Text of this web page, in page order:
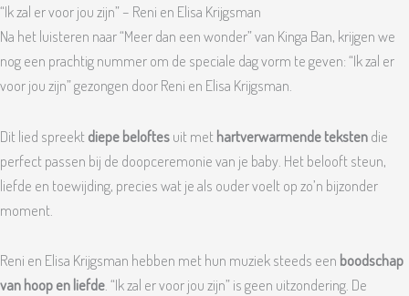
“Ik zal er voor jou zijn” – Reni en Elisa Krijgsman
Na het luisteren naar “Meer dan een wonder” van Kinga Ban, krijgen we
nog een prachtig nummer om de speciale dag vorm te geven: “Ik zal er
voor jou zijn” gezongen door Reni en Elisa Krijgsman.
Dit lied spreektdiepe beloftesuit methartverwarmende tekstendie
perfect passen bij de doopceremonie van je baby. Het belooft steun,
liefde en toewijding, precies wat je als ouder voelt op zo’n bijzonder
moment.
Reni en Elisa Krijgsman hebben met hun muziek steeds een boodschap
van hoop en liefde. “Ik zal er voor jou zijn” is geen uitzondering. De